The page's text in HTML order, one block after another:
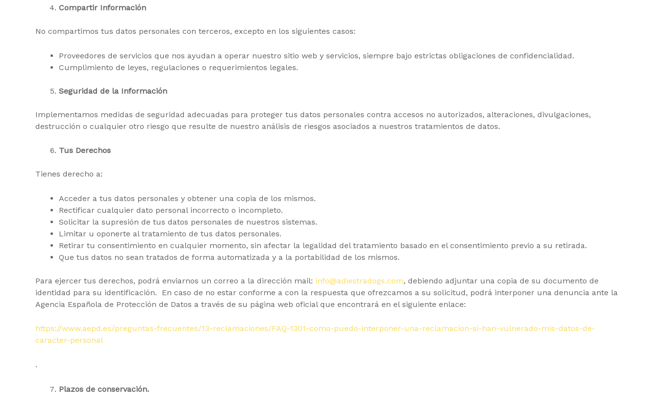
Compartir Información
No compartimos tus datos personales con terceros, excepto en los siguientes casos:
Proveedores de servicios que nos ayudan a operar nuestro sitio web y servicios, siempre bajo estrictas obligaciones de confidencialidad.
Cumplimiento de leyes, regulaciones o requerimientos legales.
Seguridad de la Información
Implementamos medidas de seguridad adecuadas para proteger tus datos personales contra accesos no autorizados, alteraciones, divulgaciones,
destrucción o cualquier otro riesgo que resulte de nuestro análisis de riesgos asociados a nuestros tratamientos de datos.
Tus Derechos
Tienes derecho a:
Acceder a tus datos personales y obtener una copia de los mismos.
Rectificar cualquier dato personal incorrecto o incompleto.
Solicitar la supresión de tus datos personales de nuestros sistemas.
Limitar u oponerte al tratamiento de tus datos personales.
Retirar tu consentimiento en cualquier momento, sin afectar la legalidad del tratamiento basado en el consentimiento previo a su retirada.
Que tus datos no sean tratados de forma automatizada y a la portabilidad de los mismos.
Para ejercer tus derechos, podrá enviarnos un correo a la dirección mail: info@adiestradogs.com, debiendo adjuntar una copia de su documento de
identidad para su identificación. En caso de no estar conforme a con la respuesta que ofrezcamos a su solicitud, podrá interponer una denuncia ante la
Agencia Española de Protección de Datos a través de su página web oficial que encontrará en el siguiente enlace:
https://www.aepd.es/preguntas-frecuentes/13-reclamaciones/FAQ-1301-como-puedo-interponer-una-reclamacion-si-han-vulnerado-mis-datos-de-
caracter-personal
.
Plazos de conservación.